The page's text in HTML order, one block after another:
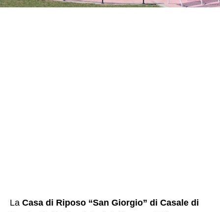
La Casa di Riposo “San Giorgio” di Casale di